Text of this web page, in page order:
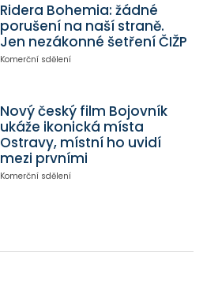
Ridera Bohemia: žádné
porušení na naší straně.
Jen nezákonné šetření ČIŽP
Komerční sdělení
Nový český film Bojovník
ukáže ikonická místa
Ostravy, místní ho uvidí
mezi prvními
Komerční sdělení